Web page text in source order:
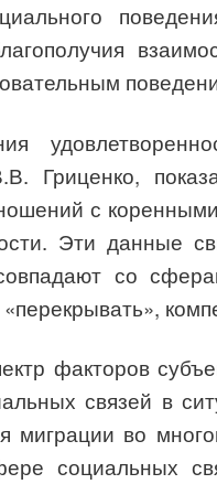
Гриценко,
с
Эти данные
со
факторов
связей в
во
социальных